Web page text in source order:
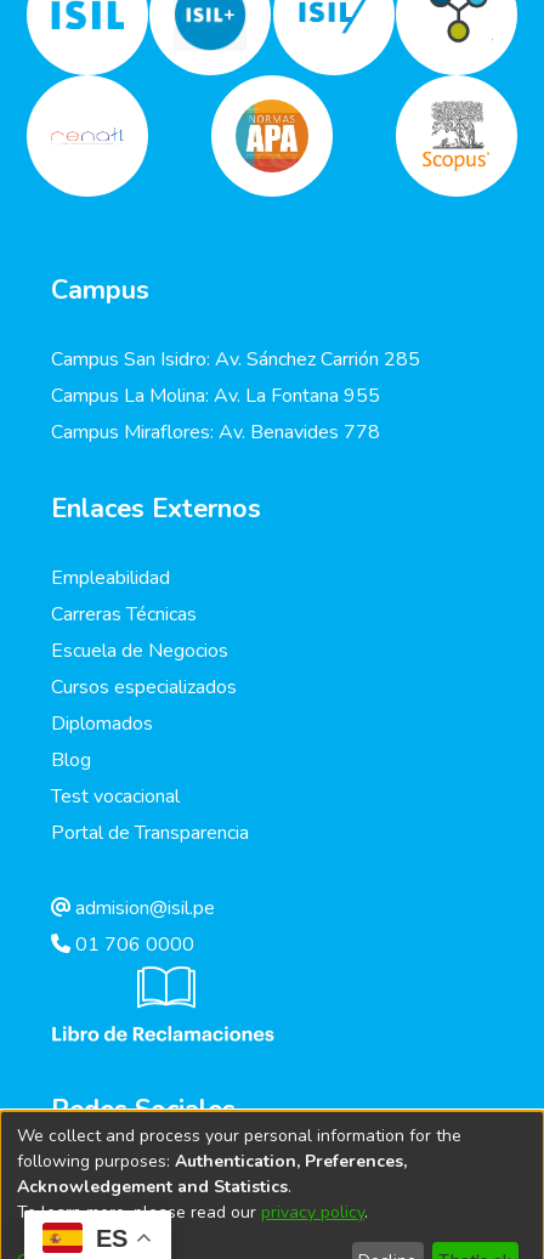
ES
Campus
Campus San Isidro: Av. Sánchez Carrión 285
Campus La Molina: Av. La Fontana 955
Campus Miraflores: Av. Benavides 778
Enlaces Externos
Empleabilidad
Carreras Técnicas
Escuela de Negocios
Cursos especializados
Diplomados
Blog
Test vocacional
Portal de Transparencia
admision@isil.pe
01 706 0000
Redes Sociales
We collect and process your personal information for the
following purposes: Authentication, Preferences,
Acknowledgement and Statistics.
To learn more, please read our privacy policy.